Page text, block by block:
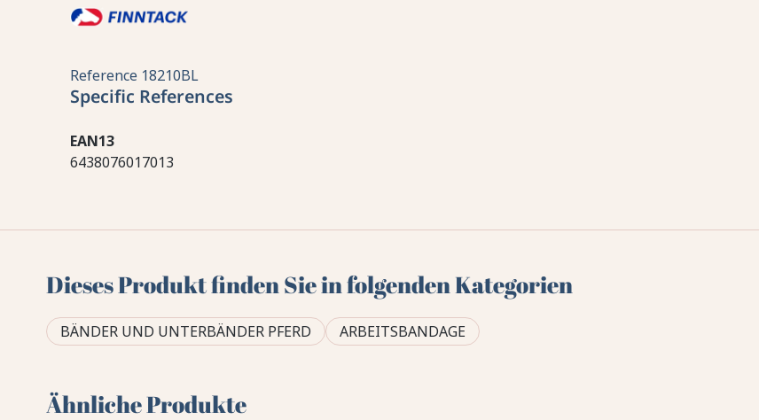
Reference 18210BL
Specific References
EAN13
6438076017013
Dieses Produkt finden Sie in folgenden Kategorien
BÄNDER UND UNTERBÄNDER PFERD ARBEITSBANDAGE
Ähnliche Produkte